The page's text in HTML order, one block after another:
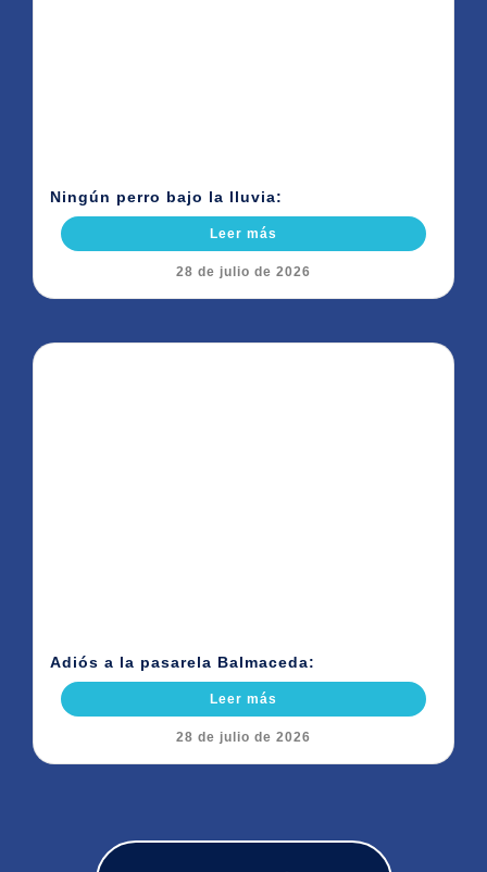
Ningún perro bajo la lluvia:
Leer más
28 de julio de 2026
Adiós a la pasarela Balmaceda:
Leer más
28 de julio de 2026